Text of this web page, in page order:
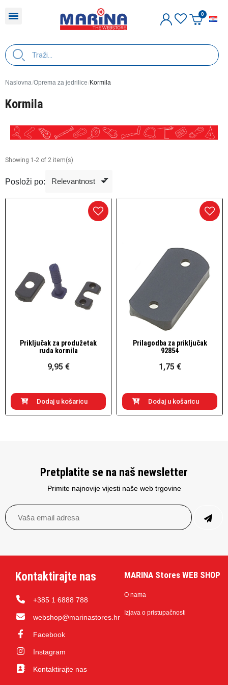
Naslovna Oprema za jedrilice Kormila
Kormila
Showing 1-2 of 2 item(s)
Posloži po:
Brzi pogled
Priključak za produžetak
ruda kormila
9,95 €
Dodaj u košaricu
Brzi pogled
Prilagodba za priključak
92854
1,75 €
Dodaj u košaricu
Pretplatite se na naš newsletter
Primite najnovije vijesti naše web trgovine
Kontaktirajte nas
+385 1 6888 788
webshop@marinastores.hr
Facebook
Instagram
Kontaktirajte nas
MARINA Stores WEB SHOP
O nama
Izjava o pristupačnosti